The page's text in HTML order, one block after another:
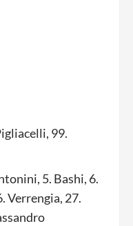
99.
5. Bashi, 6.
Verrengia, 27.